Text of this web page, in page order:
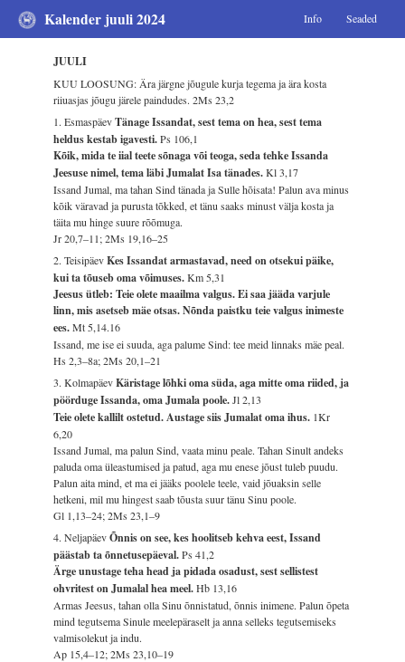
Kalender juuli 2024 Info Seaded
JUULI
KUU LOOSUNG: Ära järgne jõugule kurja tegema ja ära kosta
riiuasjas jõugu järele paindudes.2Ms 23,2
1. EsmaspäevTänage Issandat, sest tema on hea, sest tema
heldus kestab igavesti.Ps 106,1
Kõik, mida te iial teete sõnaga või teoga, seda tehke Issanda
Jeesuse nimel, tema läbi Jumalat Isa tänades.Kl 3,17
Issand Jumal, ma tahan Sind tänada ja Sulle hõisata! Palun ava minus
kõik väravad ja purusta tõkked, et tänu saaks minust välja kosta ja
täita mu hinge suure rõõmuga.
Jr 20,7–11; 2Ms 19,16–25
2. TeisipäevKes Issandat armastavad, need on otsekui päike,
kui ta tõuseb oma võimuses.Km 5,31
Jeesus ütleb: Teie olete maailma valgus. Ei saa jääda varjule
linn, mis asetseb mäe otsas. Nõnda paistku teie valgus inimeste
ees.Mt 5,14.16
Issand, me ise ei suuda, aga palume Sind: tee meid linnaks mäe peal.
Hs 2,3–8a; 2Ms 20,1–21
3. KolmapäevKäristage lõhki oma süda, aga mitte oma riided, ja
pöörduge Issanda, oma Jumala poole.Jl 2,13
Teie olete kallilt ostetud. Austage siis Jumalat oma ihus. 1Kr
6,20
Issand Jumal, ma palun Sind, vaata minu peale. Tahan Sinult andeks
paluda oma üleastumised ja patud, aga mu enese jõust tuleb puudu.
Palun aita mind, et ma ei jääks poolele teele, vaid jõuaksin selle
hetkeni, mil mu hingest saab tõusta suur tänu Sinu poole.
Gl 1,13–24; 2Ms 23,1–9
4. NeljapäevÕnnis on see, kes hoolitseb kehva eest, Issand
päästab ta õnnetusepäeval.Ps 41,2
Ärge unustage teha head ja pidada osadust, sest sellistest
ohvritest on Jumalal hea meel.Hb 13,16
Armas Jeesus, tahan olla Sinu õnnistatud, õnnis inimene. Palun õpeta
mind tegutsema Sinule meelepäraselt ja anna selleks tegutsemiseks
valmisolekut ja indu.
Ap 15,4–12; 2Ms 23,10–19